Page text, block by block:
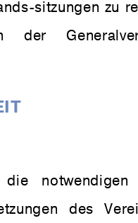
sitzungen zu
der
notwendigen
des